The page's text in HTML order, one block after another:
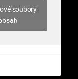
soubory